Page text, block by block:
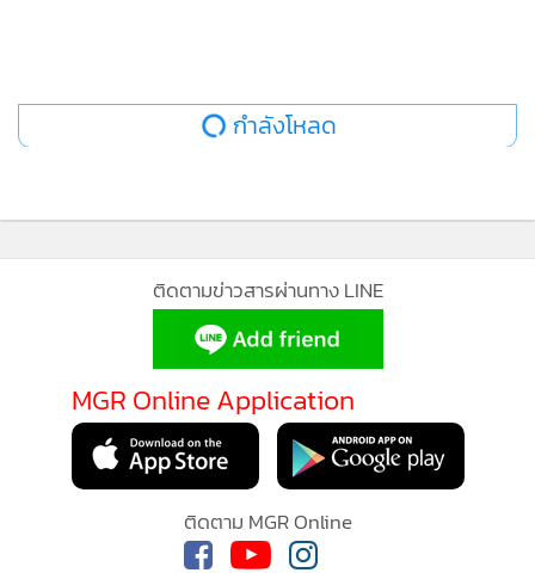
กำลังโหลด
ติดตามข่าวสารผ่านทาง LINE
MGR Online Application
ติดตาม MGR Online